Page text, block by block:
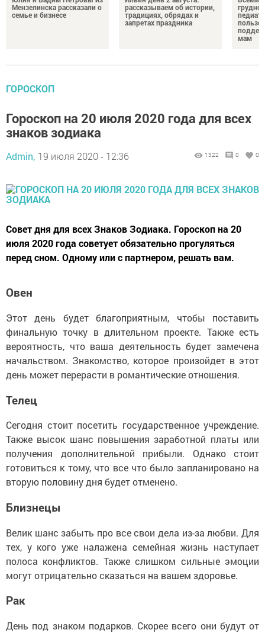
Мензелинска рассказали о
семье и бизнесе
рассказываем об истории,
традициях, обрядах и
запретах праздника
пользе
мам
ГОРОСКОП
Гороскоп на 20 июля 2020 года для всех
знаков зодиака
Admin, 19 июля 2020 - 12:36 1322 0 0
Совет дня для всех Знаков Зодиака. Гороскоп на 20
июля 2020 года советует обязательно прогуляться
перед сном. Одному или с партнером, решать вам.
Овен
Этот день будет благоприятным, чтобы поставить
финальную точку в длительном проекте. Также есть
вероятность, что ваша деятельность будет замечена
начальством. Знакомство, которое произойдет в этот
день может перерасти в романтические отношения.
Телец
Сегодня стоит посетить государственное учреждение.
Также высок шанс повышения заработной платы или
получения дополнительной прибыли. Однако стоит
готовиться к тому, что все что было запланировано на
вторую половину дня будет отменено.
Близнецы
Велик шанс забыть про все свои дела из-за любви. Для
тех, у кого уже налажена семейная жизнь наступает
полоса конфликтов. Также слишком сильные эмоции
могут отрицательно сказаться на вашем здоровье.
Рак
День под знаком подарков. Скорее всего они будут от